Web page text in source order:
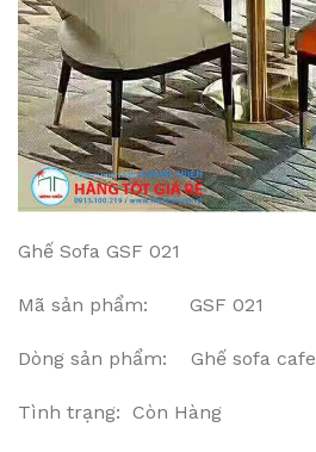
Ghế Sofa GSF 021
Mã sản phẩm: GSF 021
Dòng sản phẩm: Ghế sofa cafe
Tình trạng: Còn Hàng